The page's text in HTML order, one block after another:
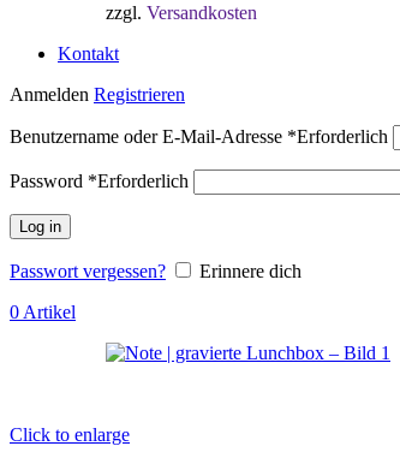
zzgl. Versandkosten
Kontakt
Anmelden Registrieren
Benutzername oder E-Mail-Adresse *Erforderlich
Password *Erforderlich
Log in
Passwort vergessen?
Erinnere dich
0 Artikel
Click to enlarge